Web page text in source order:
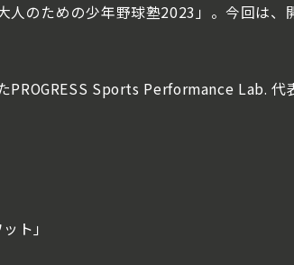
のための少年野球塾2023」。今回は、
PROGRESS Sports Performance Lab.
ト｣